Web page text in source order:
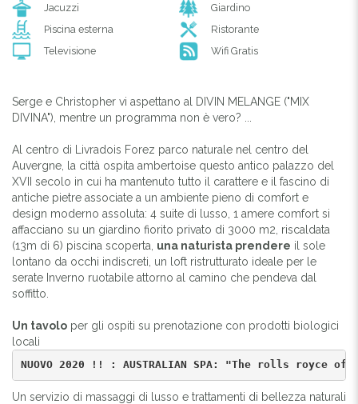
Jacuzzi
Giardino
Piscina esterna
Ristorante
Televisione
Wifi Gratis
Serge e Christopher vi aspettano al DIVIN MELANGE ("MIX
DIVINA"), mentre un programma non è vero? ...
Al centro di Livradois Forez parco naturale nel centro del
Auvergne, la città ospita ambertoise questo antico palazzo del
XVII secolo in cui ha mantenuto tutto il carattere e il fascino di
antiche pietre associate a un ambiente pieno di comfort e
design moderno assoluta: 4 suite di lusso, 1 amere comfort si
affacciano su un giardino fiorito privato di 3000 m2, riscaldata
(13m di 6) piscina scoperta, una naturista prendere il sole
lontano da occhi indiscreti, un loft ristrutturato ideale per le
serate Inverno ruotabile attorno al camino che pendeva dal
soffitto.
Un tavolo per gli ospiti su prenotazione con prodotti biologici
locali
NUOVO 2020 !! : AUSTRALIAN SPA: "The rolls
Un servizio di massaggi di lusso e trattamenti di bellezza naturali